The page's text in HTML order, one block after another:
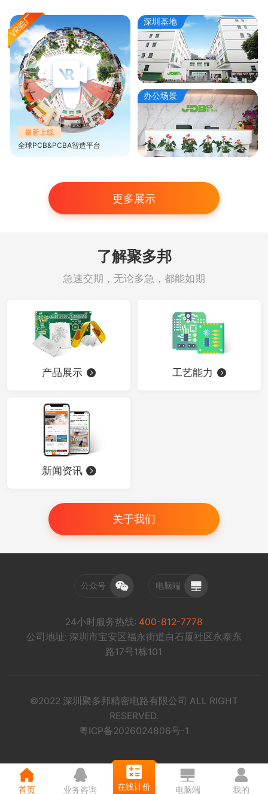
最新上线
全球PCB&PCBA智造平台
深圳基地
办公场景
更多展示
了解聚多邦
急速交期，无论多急，都能如期
产品展示 工艺能力
新闻资讯
关于我们
公众号 电脑端
24小时服务热线: 400-812-7778
公司地址: 深圳市宝安区福永街道白石厦社区永泰东
路17号1栋101
©2022 深圳聚多邦精密电路有限公司 ALL RIGHT
RESERVED.
粤ICP备2026024806号-1
首页 业务咨询 在线计价 电脑端 我的